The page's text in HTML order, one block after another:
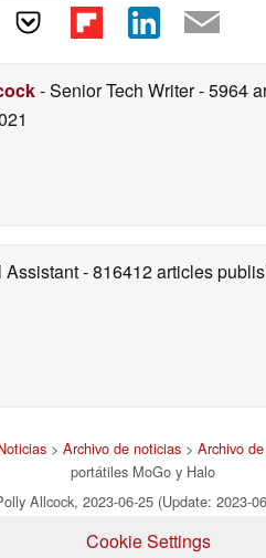
- Senior Tech Writer- 5964
Assistant- 816412 articles
> Archivo de noticias> Archivo
portátiles MoGo y Halo
Allcock, 2023-06-25 (Update: 2023-
Cookie Settings